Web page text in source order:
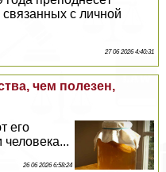
с личной
27 06 2026 4:40:31
чем полезен,
его
человека...
26 06 2026 6:58:24